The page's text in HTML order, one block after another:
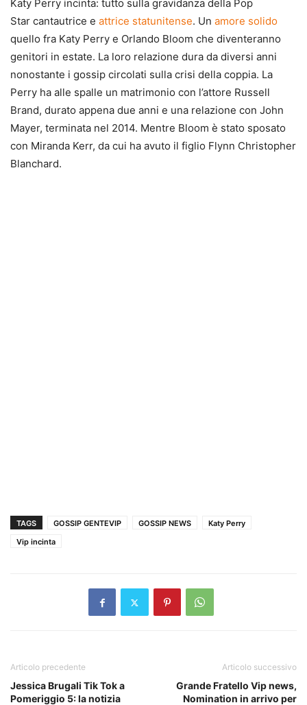
Katy Perry incinta: tutto sulla gravidanza della Pop
Star cantautrice e attrice statunitense. Un amore solido
quello fra Katy Perry e Orlando Bloom che diventeranno
genitori in estate. La loro relazione dura da diversi anni
nonostante i gossip circolati sulla crisi della coppia. La
Perry ha alle spalle un matrimonio con l’attore Russell
Brand, durato appena due anni e una relazione con John
Mayer, terminata nel 2014. Mentre Bloom è stato sposato
con Miranda Kerr, da cui ha avuto il figlio Flynn Christopher
Blanchard.
TAGS GOSSIP GENTEVIP GOSSIP NEWS
Katy Perry
Vip incinta
Articolo precedente
Jessica Brugali Tik Tok a
Pomeriggio 5: la notizia
Articolo successivo
Grande Fratello Vip news,
Nomination in arrivo per